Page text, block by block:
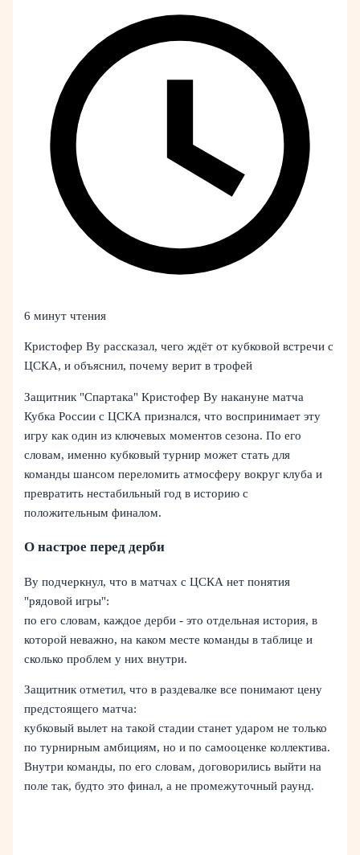
6 минут чтения
Кристофер Ву рассказал, чего ждёт от кубковой встречи с
ЦСКА, и объяснил, почему верит в трофей
Защитник "Спартака" Кристофер Ву накануне матча
Кубка России с ЦСКА признался, что воспринимает эту
игру как один из ключевых моментов сезона. По его
словам, именно кубковый турнир может стать для
команды шансом переломить атмосферу вокруг клуба и
превратить нестабильный год в историю с
положительным финалом.
О настрое перед дерби
Ву подчеркнул, что в матчах с ЦСКА нет понятия
"рядовой игры":
по его словам, каждое дерби - это отдельная история, в
которой неважно, на каком месте команды в таблице и
сколько проблем у них внутри.
Защитник отметил, что в раздевалке все понимают цену
предстоящего матча:
кубковый вылет на такой стадии станет ударом не только
по турнирным амбициям, но и по самооценке коллектива.
Внутри команды, по его словам, договорились выйти на
поле так, будто это финал, а не промежуточный раунд.